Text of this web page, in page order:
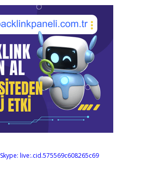
Skype: live:.cid.575569c608265c69